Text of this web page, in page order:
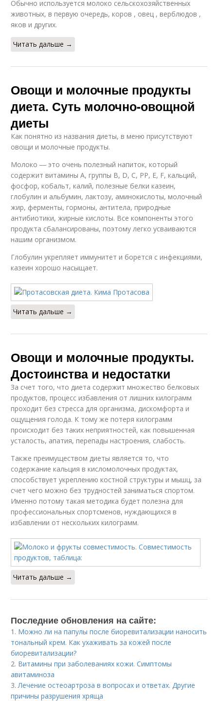
Обычно используется молоко сельскохозяйственных
животных, в первую очередь, коров , овец , верблюдов ,
яков и других.
Читать дальше →
Овощи и молочные продукты
диета. Суть молочно-овощной
диеты
Как понятно из названия диеты, в меню присутствуют
овощи и молочные продукты.
Молоко ― это очень полезный напиток, который
содержит витамины А, группы В, D, С, РР, Е, F, кальций,
фосфор, кобальт, калий, полезные белки казеин,
глобулин и альбумин, лактозу, аминокислоты, молочный
жир, ферменты, гормоны, антитела, природные
антибиотики, жирные кислоты. Все компоненты этого
продукта сбалансированы, поэтому легко усваиваются
нашим организмом.
Глобулин укрепляет иммунитет и борется с инфекциями,
казеин хорошо насыщает.
Читать дальше →
Овощи и молочные продукты.
Достоинства и недостатки
За счет того, что диета содержит множество белковых
продуктов, процесс избавления от лишних килограмм
проходит без стресса для организма, дискомфорта и
ощущения голода. К тому же потеря килограмм
происходит без таких неприятностей, как повышенная
усталость, апатия, перепады настроения, слабость.
Также преимуществом диеты является то, что
содержание кальция в кисломолочных продуктах,
способствует укреплению костной структуры и мышц, за
счет чего можно без трудностей заниматься спортом.
Именно потому такая методика будет полезна для
профессиональных спортсменов, нуждающихся в
избавлении от нескольких килограмм.
Читать дальше →
Последние обновления на сайте:
1. Можно ли на папулы после биоревитализации наносить
тональный крем. Как ухаживать за кожей после
биоревитализации?
2. Витамины при заболеваниях кожи. Симптомы
авитаминоза
3.Лечение остеоартроза в вопросах и ответах. Другие
причины разрушения хряща